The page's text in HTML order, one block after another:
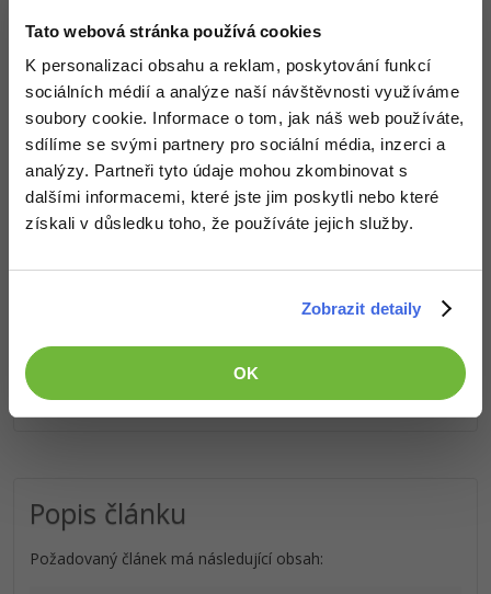
Tato webová stránka používá cookies
K personalizaci obsahu a reklam, poskytování funkcí
sociálních médií a analýze naší návštěvnosti využíváme
soubory cookie. Informace o tom, jak náš web používáte,
sdílíme se svými partnery pro sociální média, inzerci a
analýzy. Partneři tyto údaje mohou zkombinovat s
dalšími informacemi, které jste jim poskytli nebo které
získali v důsledku toho, že používáte jejich služby.
Zobrazit detaily
OK
Windows
Linux
Sítě
Kybernetická bezpečnost
Došel jsi až sem a to je super! Věříme, že ti první lekce
ukázaly něco nového a užitečného.
Chceš v kurzu pokračovat? Přejdi doprémiové sekce.
Obsah článku spadá pod licenci Premium III
, koupí článku
souhlasíš se
smluvními podmínkami
Co od nás v dalších lekcích dostaneš?
Přístup k jednotlivým lekcím dle způsobu pořízení.
Dovednosti, které ti pomohou získat vysněnou a
dobře placenou práci.
Popis článku
Požadovaný článek má následující obsah: